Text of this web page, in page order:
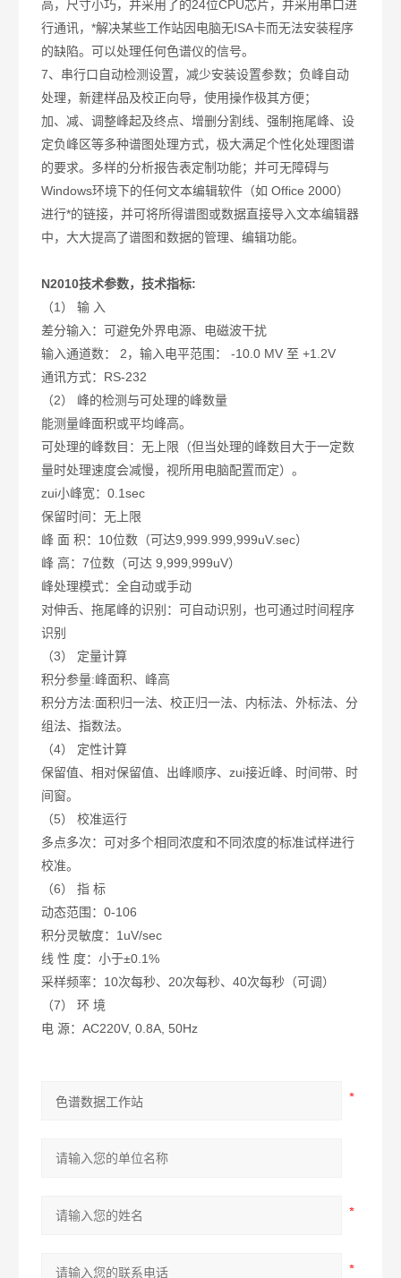
高，尺寸小巧，并采用了的24位CPU芯片，并采用串口进
行通讯，*解决某些工作站因电脑无ISA卡而无法安装程序
的缺陷。可以处理任何色谱仪的信号。
7、串行口自动检测设置，减少安装设置参数；负峰自动
处理，新建样品及校正向导，使用操作极其方便；
加、减、调整峰起及终点、增删分割线、强制拖尾峰、设
定负峰区等多种谱图处理方式，极大满足个性化处理图谱
的要求。多样的分析报告表定制功能；并可无障碍与
Windows环境下的任何文本编辑软件（如 Office 2000）
进行*的链接，并可将所得谱图或数据直接导入文本编辑器
中，大大提高了谱图和数据的管理、编辑功能。
N2010技术参数，技术指标:
（1） 输 入
差分输入：可避免外界电源、电磁波干扰
输入通道数： 2，输入电平范围： -10.0 MV 至 +1.2V
通讯方式：RS-232
（2） 峰的检测与可处理的峰数量
能测量峰面积或平均峰高。
可处理的峰数目：无上限（但当处理的峰数目大于一定数
量时处理速度会减慢，视所用电脑配置而定）。
zui小峰宽：0.1sec
保留时间：无上限
峰 面 积：10位数（可达9,999.999,999uV.sec）
峰 高：7位数（可达 9,999,999uV）
峰处理模式：全自动或手动
对伸舌、拖尾峰的识别：可自动识别，也可通过时间程序
识别
（3） 定量计算
积分参量:峰面积、峰高
积分方法:面积归一法、校正归一法、内标法、外标法、分
组法、指数法。
（4） 定性计算
保留值、相对保留值、出峰顺序、zui接近峰、时间带、时
间窗。
（5） 校准运行
多点多次：可对多个相同浓度和不同浓度的标准试样进行
校准。
（6） 指 标
动态范围：0-106
积分灵敏度：1uV/sec
线 性 度：小于±0.1%
采样频率：10次每秒、20次每秒、40次每秒（可调）
（7） 环 境
电 源：AC220V, 0.8A, 50Hz